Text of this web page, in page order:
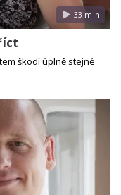
33 min
škodí úplně stejné